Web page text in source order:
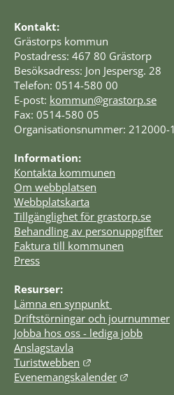
Kontakt:
Grästorps kommun
Postadress: 467 80 Grästorp
Besöksadress: Jon Jespersg. 28
Telefon: 0514-580 00
E-post: kommun@grastorp.se
Fax: 0514-580 05
Organisationsnummer: 212000-
Information:
Kontakta kommunen
Om webbplatsen
Webbplatskarta
Tillgänglighet för grastorp.se
Behandling av personuppgifter
Faktura till kommunen
Press
Resurser:
Lämna en synpunkt
Driftstörningar och journummer
Jobba hos oss - lediga jobb
Anslagstavla
Turistwebben
Länk till annan
Evenemangskalender
Länk till